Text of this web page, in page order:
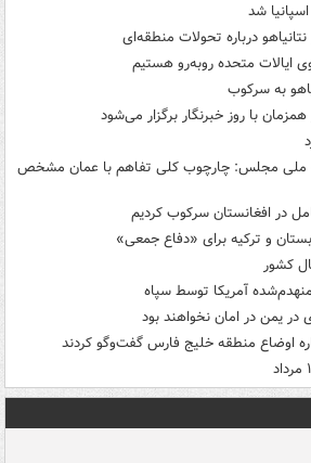
شد
درباره تحولات منطقه‌ای
ایالات متحده روبه‌رو هستیم
به سرکوب
با روز خبرنگار برگزار می‌شود
ملی مجلس: چارچوب کلی تفاهم با عمان مشخص
در افغانستان سرکوب کردیم
و ترکیه برای «دفاع جمعی»
کشور
آمریکا توسط سپاه
در یمن در امان نخواهند بود
اوضاع منطقه خلیج فارس گفت‌وگو کردند